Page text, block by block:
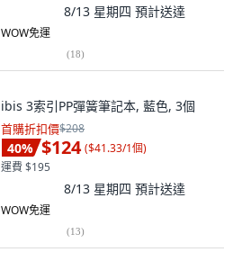
8/13 星期四 預計送達
WOW免運
(18)
ibis 3索引PP彈簧筆記本, 藍色, 3個
首購折扣價$208
40% $124 ($41.33/1個)
運費 $195
8/13 星期四 預計送達
WOW免運
(13)